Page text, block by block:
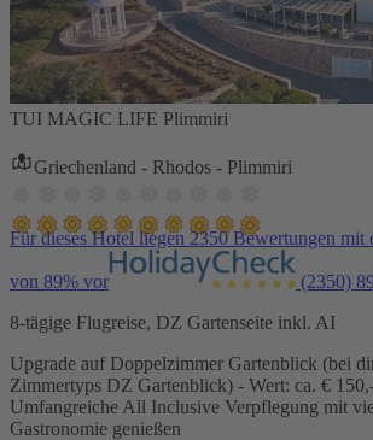
TUI MAGIC LIFE Plimmiri
Griechenland - Rhodos - Plimmiri
Für dieses Hotel liegen 2350 Bewertungen mit
von 89% vor (2350)
8-tägige Flugreise, DZ Gartenseite inkl. AI
Upgrade auf Doppelzimmer Gartenblick (bei
Zimmertyps DZ Gartenblick) - Wert: ca. €
Umfangreiche All Inclusive Verpflegung mit
Gastronomie genießen